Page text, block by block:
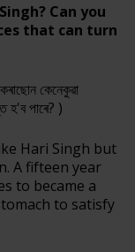
Can you
that can turn
কেনেকুৱা
হ'ব পাৰে? )
Hari Singh but
A fifteen year
to became a
to satisfy